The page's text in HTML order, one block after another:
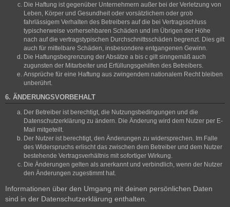
Die Haftung ist gegenüber Unternehmern außer bei der Verletzung von
Leben, Körper und Gesundheit oder vorsätzlichem oder grob
fahrlässigem Verhalten des Betreibers auf die bei Vertragsschluss
typischerweise vorhersehbaren Schäden und im Übrigen der Höhe
nach auf die vertragstypischen Durchschnittsschäden begrenzt. Dies gilt
auch für mittelbare Schäden, insbesondere entgangenen Gewinn.
Die Haftungsbegrenzung der Absätze a bis c gilt sinngemäß auch
zugunsten der Mitarbeiter und Erfüllungsgehilfen des Betreibers.
Ansprüche für eine Haftung aus zwingendem nationalem Recht bleiben
unberührt.
6. ÄNDERUNGSVORBEHALT
Der Betreiber ist berechtigt, die Nutzungsbedingungen und die
Datenschutzerklärung zu ändern. Die Änderung wird dem Nutzer per E-
Mail mitgeteilt.
Der Nutzer ist berechtigt, den Änderungen zu widersprechen. Im Falle
des Widerspruchs erlischt das zwischen dem Betreiber und dem Nutzer
bestehende Vertragsverhältnis mit sofortiger Wirkung.
Die Änderungen gelten als anerkannt und verbindlich, wenn der Nutzer
den Änderungen zugestimmt hat.
Informationen über den Umgang mit deinen persönlichen Daten
sind in der Datenschutzerklärung enthalten.